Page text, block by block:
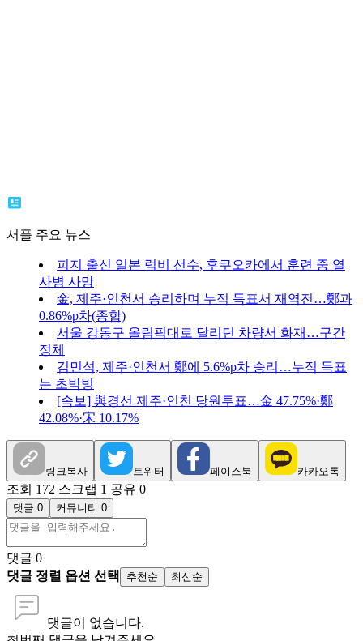
서플 주요 뉴스
피지 출신 일본 럭비 선수, 후쿠오카에서 훈련 중 열
사병 사망
金, 제주·인천서 승리하며 누적 득표서 재역전…鄭과
0.86%p차(종합)
서울 강동구 올림픽대로 달리던 차량서 화재…구간
정체
김민석, 제주·인천서 鄭에 5.6%p차 승리…누적 득표
는 초박빙
[속보] 與경선 제주·인천 당원투표…金 47.75%·鄭
42.08%·宋 10.17%
링크복사 트위터 페이스북 카카오톡
조회 172 스크랩 1 공유 0
댓글 0 커뮤니티 0
댓글 0
댓글 정렬 옵션 선택
추천순 최신순
댓글이 없습니다.